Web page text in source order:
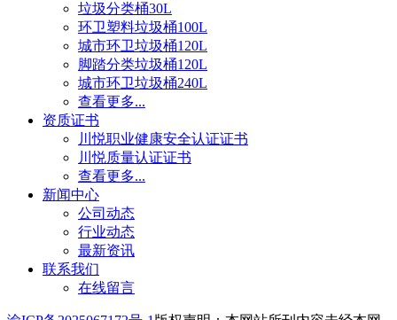
垃圾分类桶30L
环卫塑料垃圾桶100L
城市环卫垃圾桶120L
脚踏分类垃圾桶120L
城市环卫垃圾桶240L
查看更多...
资质证书
川悦职业健康安全认证证书
川悦质量认证证书
查看更多...
新闻中心
公司动态
行业动态
最新资讯
联系我们
在线留言